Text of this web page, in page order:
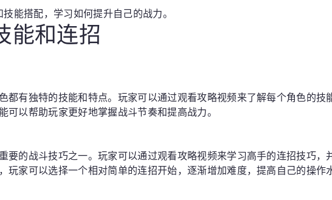
能搭配，学习如何提升自己的战力。
能和连招
都有独特的技能和特点。玩家可以通过观看攻略视频来了解每个角色的技
可以帮助玩家更好地掌握战斗节奏和提高战力。
要的战斗技巧之一。玩家可以通过观看攻略视频来学习高手的连招技巧，
玩家可以选择一个相对简单的连招开始，逐渐增加难度，提高自己的操作